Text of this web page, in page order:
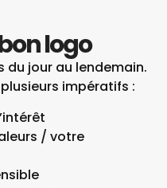
logo
du jour au lendemain.
impératifs :
/ votre